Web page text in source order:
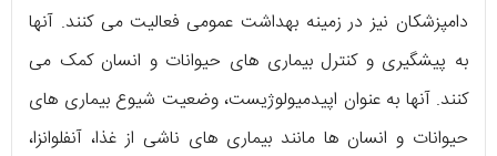
دامپزشکان نیز در زمینه بهداشت عمومی فعالیت می کنند. آنها
به پیشگیری و کنترل بیماری های حیوانات و انسان کمک می
کنند. آنها به عنوان اپیدمیولوژیست، وضعیت شیوع بیماری های
حیوانات و انسان ها مانند بیماری های ناشی از غذا، آنفلوانزا،